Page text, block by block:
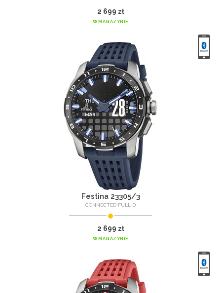
2 699 zł
W MAGAZYNIE
Festina 23305/3
CONNECTED FULL D
2 699 zł
W MAGAZYNIE